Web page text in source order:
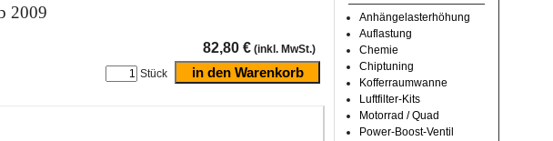
Anhängelasterhöhung
Auflastung
Chemie
Chiptuning
Kofferraumwanne
Luftfilter-Kits
Motorrad / Quad
Power-Boost-Ventil
2009
82,80 € (inkl. MwSt.)
Stück